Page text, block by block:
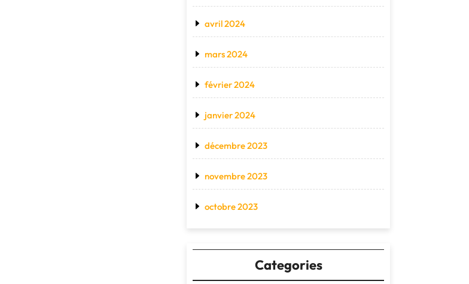
avril 2024
mars 2024
février 2024
janvier 2024
décembre 2023
novembre 2023
octobre 2023
Categories